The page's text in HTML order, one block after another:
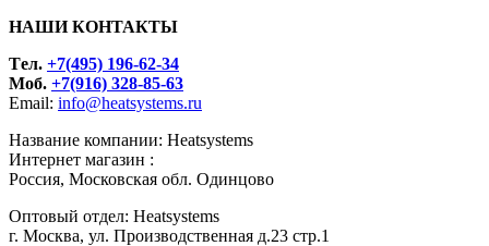
НАШИ КОНТАКТЫ
Tел. +7(495) 196-62-34
Моб. +7(916) 328-85-63
Email: info@heatsystems.ru
Название компании: Heatsystems
Интернет магазин :
Россия, Московская обл. Одинцово
Оптовый отдел: Heatsystems
г. Москва, ул. Производственная д.23 стр.1